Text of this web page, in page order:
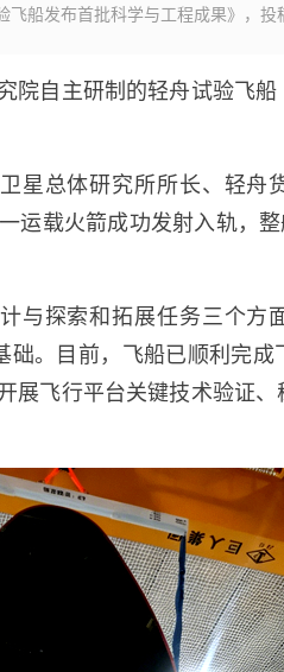
船发布首批科学与工程成果》，投
院自主研制的轻舟试验飞
星总体研究所所长、轻舟
运载火箭成功发射入轨，
与探索和拓展任务三个方
。目前，飞船已顺利完成
展飞行平台关键技术验证